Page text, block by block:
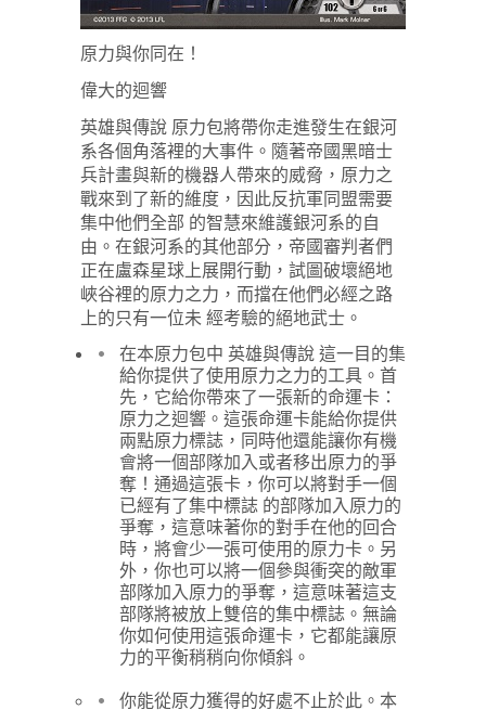
原力與你同在！
偉大的迴響
英雄與傳說 原力包將帶你走進發生在銀河
系各個角落裡的大事件。隨著帝國黑暗士
兵計畫與新的機器人帶來的威脅，原力之
戰來到了新的維度，因此反抗軍同盟需要
集中他們全部 的智慧來維護銀河系的自
由。在銀河系的其他部分，帝國審判者們
正在盧森星球上展開行動，試圖破壞絕地
峽谷裡的原力之力，而擋在他們必經之路
上的只有一位未 經考驗的絕地武士。
在本原力包中 英雄與傳說 這一目的集
給你提供了使用原力之力的工具。首
先，它給你帶來了一張新的命運卡：
原力之迴響。這張命運卡能給你提供
兩點原力標誌，同時他還能讓你有機
會將一個部隊加入或者移出原力的爭
奪！通過這張卡，你可以將對手一個
已經有了集中標誌 的部隊加入原力的
爭奪，這意味著你的對手在他的回合
時，將會少一張可使用的原力卡。另
外，你也可以將一個參與衝突的敵軍
部隊加入原力的爭奪，這意味著這支
部隊將被放上雙倍的集中標誌。無論
你如何使用這張命運卡，它都能讓原
力的平衡稍稍向你傾斜。
你能從原力獲得的好處不止於此。本